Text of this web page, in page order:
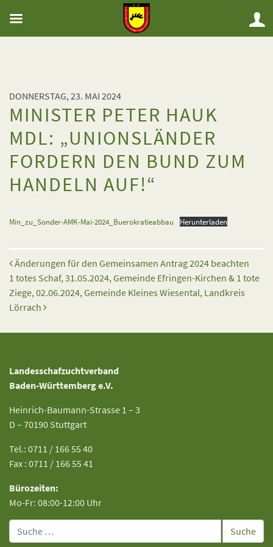
DONNERSTAG, 23. MAI 2024
MINISTER PETER HAUK
MDL: „UNIONSLÄNDER
FORDERN DEN BUND ZUM
HANDELN AUF!“
Min_zu_Sonder-AMK-Mai-2024_Buerokratieabbau Herunterladen
Beitrags-Navigation
Änderungen für den Gemeinsamen Antrag 2024 beachten
1 totes Schaf, 31.05.2024, Gemeinde Efringen-Kirchen & 1 tote
Ziege, 02.06.2024, Gemeinde Kleines Wiesental, Landkreis
Lörrach
Landesschafzuchtverband
Baden-Württemberg e.V.
Heinrich-Baumann-Strasse 1 – 3
D – 70190 Stuttgart
Tel.: 0711 / 166 55 40
Fax : 0711 / 166 55 41
Bürozeiten:
Mo-Fr: 08:00-12:00 Uhr
Suche